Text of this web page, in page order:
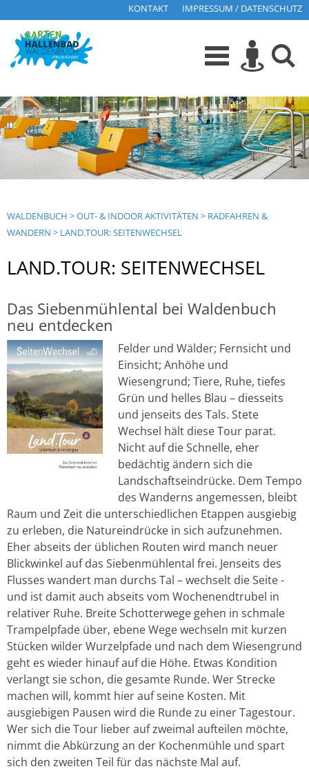
KONTAKT IMPRESSUM / DATENSCHUTZ
WALDENBUCH >OUT- & INDOOR AKTIVITÄTEN > RADFAHREN &
WANDERN > LAND.TOUR: SEITENWECHSEL
LAND.TOUR: SEITENWECHSEL
Das Siebenmühlental bei Waldenbuch
neu entdecken
Felder und Wälder; Fernsicht und
Einsicht; Anhöhe und
Wiesengrund; Tiere, Ruhe, tiefes
Grün und helles Blau – diesseits
und jenseits des Tals. Stete
Wechsel hält diese Tour parat.
Nicht auf die Schnelle, eher
bedächtig ändern sich die
Landschaftseindrücke. Dem Tempo
des Wanderns angemessen, bleibt
Raum und Zeit die unterschiedlichen Etappen ausgiebig
zu erleben, die Natureindrücke in sich aufzunehmen.
Eher abseits der üblichen Routen wird manch neuer
Blickwinkel auf das Siebenmühlental frei. Jenseits des
Flusses wandert man durchs Tal – wechselt die Seite -
und ist damit auch abseits vom Wochenendtrubel in
relativer Ruhe. Breite Schotterwege gehen in schmale
Trampelpfade über, ebene Wege wechseln mit kurzen
Stücken wilder Wurzelpfade und nach dem Wiesengrund
geht es wieder hinauf auf die Höhe. Etwas Kondition
verlangt sie schon, die gesamte Runde. Wer Strecke
machen will, kommt hier auf seine Kosten. Mit
ausgiebigen Pausen wird die Runde zu einer Tagestour.
Wer sich die Tour lieber auf zweimal aufteilen möchte,
nimmt die Abkürzung an der Kochenmühle und spart
sich den zweiten Teil für das nächste Mal auf.